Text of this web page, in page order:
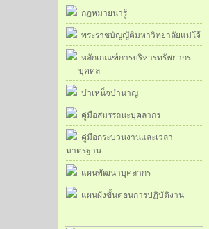
กฎหมายน่ารู้
พระราชบัญญัติมหาวิทยาลัยแม่โจ้
หลักเกณฑ์การบริหารทรัพยากร
บุคคล
บำเหน็จบำนาญ
คู่มือสมรรถนะบุคลากร
คู่มือกระบวนงานและเวลา
มาตรฐาน
แผนพัฒนาบุคลากร
แผนผังขั้นตอนการปฏิบัติงาน